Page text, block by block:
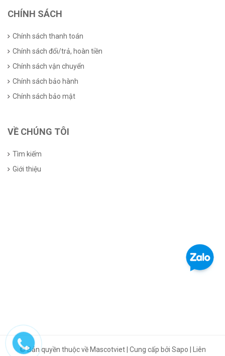
CHÍNH SÁCH
Chính sách thanh toán
Chính sách đổi/trả, hoàn tiền
Chính sách vận chuyển
Chính sách bảo hành
Chính sách bảo mật
VỀ CHÚNG TÔI
Tìm kiếm
Giới thiệu
© Bản quyền thuộc về Mascotviet | Cung cấp bởi Sapo | Liên